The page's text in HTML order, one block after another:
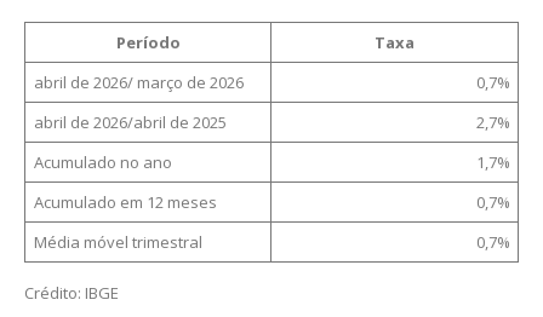
Período
Taxa
abril de 2026/ março de 2026
0,7%
abril de 2026/abril de 2025
2,7%
Acumulado no ano
1,7%
Acumulado em 12 meses
0,7%
Média móvel trimestral
0,7%
Crédito: IBGE